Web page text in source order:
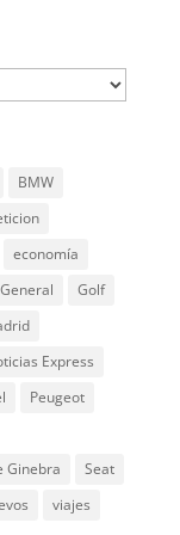
BMW
economía
General
Golf
Express
Peugeot
Ginebra
Seat
viajes